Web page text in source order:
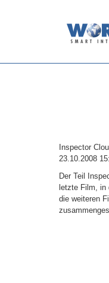
Inspector
23.10.2008
Der Teil
letzte Film, in
die weiteren